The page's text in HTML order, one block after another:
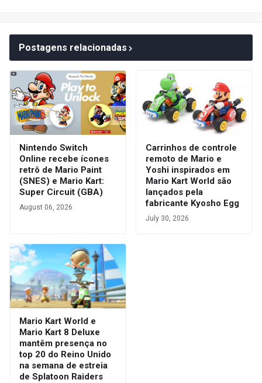
Postagens relacionadas
Nintendo Switch
Online recebe ícones
retrô de Mario Paint
(SNES) e Mario Kart:
Super Circuit (GBA)
August 06, 2026
Carrinhos de controle
remoto de Mario e
Yoshi inspirados em
Mario Kart World são
lançados pela
fabricante Kyosho Egg
July 30, 2026
Mario Kart World e
Mario Kart 8 Deluxe
mantêm presença no
top 20 do Reino Unido
na semana de estreia
de Splatoon Raiders